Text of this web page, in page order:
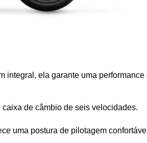
ela garante uma
de câmbio de seis velocidades.
uma postura de pilotagem